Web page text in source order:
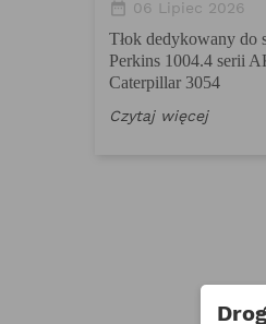
date_range 06 Lipiec 2026
Tłok dedykowany do
Perkins 1004.4 serii
Caterpillar 3054
Czytaj więcej